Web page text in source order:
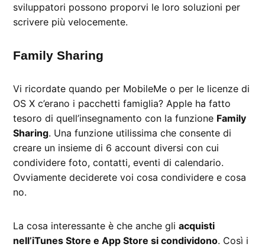
sviluppatori possono proporvi le loro soluzioni per
scrivere più velocemente.
Family Sharing
Vi ricordate quando per MobileMe o per le licenze di
OS X c’erano i pacchetti famiglia? Apple ha fatto
tesoro di quell’insegnamento con la funzione Family
Sharing. Una funzione utilissima che consente di
creare un insieme di 6 account diversi con cui
condividere foto, contatti, eventi di calendario.
Ovviamente deciderete voi cosa condividere e cosa
no.
La cosa interessante è che anche gliacquisti
nell’iTunes Store e App Store si condividono. Così i